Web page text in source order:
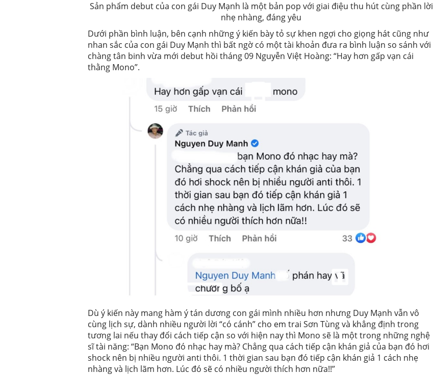
Sản phẩm debut của con gái Duy Mạnh là một bản pop với giai điệu thu hút cùng phần lời
nhẹ nhàng, đáng yêu
Dưới phần bình luận, bên cạnh những ý kiến bày tỏ sự khen ngợi cho giọng hát cũng như
nhan sắc của con gái Duy Mạnh thì bất ngờ có một tài khoản đưa ra bình luận so sánh với
chàng tân binh vừa mới debut hồi tháng 09 Nguyễn Việt Hoàng: “Hay hơn gấp vạn cái
thằng Mono”.
Dù ý kiến này mang hàm ý tán dương con gái mình nhiều hơn nhưng Duy Mạnh vẫn vô
cùng lịch sự, dành nhiều người lời “có cánh” cho em trai Sơn Tùng và khẳng định trong
tương lai nếu thay đổi cách tiếp cận so với hiện nay thì Mono sẽ là một trong những nghệ
sĩ tài năng: “Bạn Mono đó nhạc hay mà? Chẳng qua cách tiếp cận khán giả của bạn đó hơi
shock nên bị nhiều người anti thôi. 1 thời gian sau bạn đó tiếp cận khán giả 1 cách nhẹ
nhàng và lịch lãm hơn. Lúc đó sẽ có nhiều người thích hơn nữa!!”